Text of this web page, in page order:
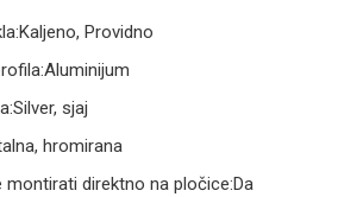
Providno
sjaj
hromirana
montirati direktno na pločice:Da